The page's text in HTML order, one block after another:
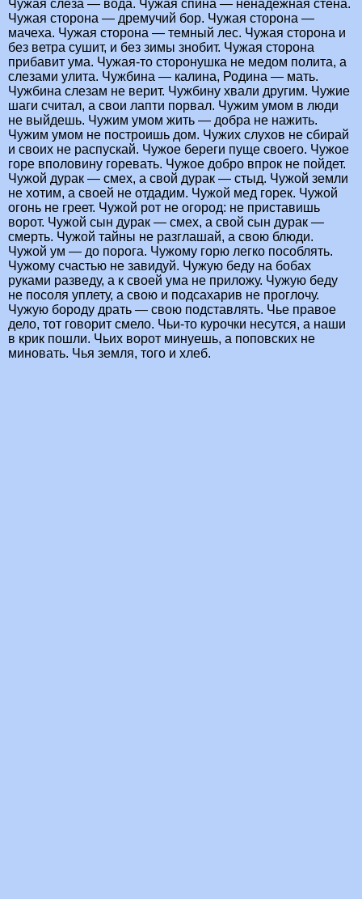
Чужая слеза — вода. Чужая спина — ненадежная стена.
Чужая сторона — дремучий бор. Чужая сторона —
мачеха. Чужая сторона — темный лес. Чужая сторона и
без ветра сушит, и без зимы знобит. Чужая сторона
прибавит ума. Чужая-то сторонушка не медом полита, а
слезами улита. Чужбина — калина, Родина — мать.
Чужбина слезам не верит. Чужбину хвали другим. Чужие
шаги считал, а свои лапти порвал. Чужим умом в люди
не выйдешь. Чужим умом жить — добра не нажить.
Чужим умом не построишь дом. Чужих слухов не сбирай
и своих не распускай. Чужое береги пуще своего. Чужое
горе вполовину горевать. Чужое добро впрок не пойдет.
Чужой дурак — смех, а свой дурак — стыд. Чужой земли
не хотим, а своей не отдадим. Чужой мед горек. Чужой
огонь не греет. Чужой рот не огород: не приставишь
ворот. Чужой сын дурак — смех, а свой сын дурак —
смерть. Чужой тайны не разглашай, а свою блюди.
Чужой ум — до порога. Чужому горю легко пособлять.
Чужому счастью не завидуй. Чужую беду на бобах
руками разведу, а к своей ума не приложу. Чужую беду
не посоля уплету, а свою и подсахарив не проглочу.
Чужую бороду драть — свою подставлять. Чье правое
дело, тот говорит смело. Чьи-то курочки несутся, а наши
в крик пошли. Чьих ворот минуешь, а поповских не
миновать. Чья земля, того и хлеб.